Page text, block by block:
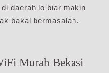
daerah lo biar makin
bakal bermasalah.
Murah Bekasi